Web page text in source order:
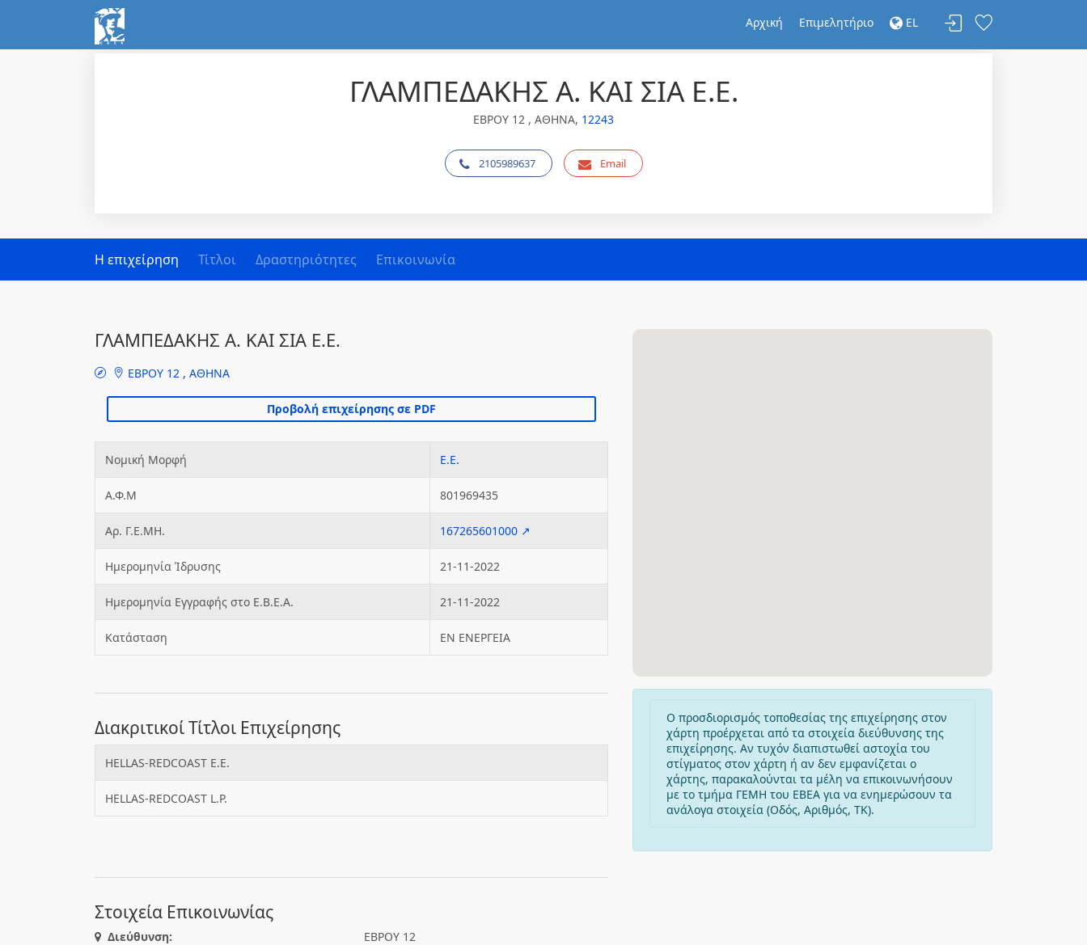
Αρχική Επιμελητήριο EL
ΓΛΑΜΠΕΔΑΚΗΣ Α. ΚΑΙ ΣΙΑ Ε.Ε.
ΕΒΡΟΥ 12 , ΑΘΗΝΑ, 12243
2105989637 Email
Η επιχείρηση Τίτλοι Δραστηριότητες Επικοινωνία
ΓΛΑΜΠΕΔΑΚΗΣ Α. ΚΑΙ ΣΙΑ Ε.Ε.
ΕΒΡΟΥ 12 , ΑΘΗΝΑ
Νομική Μορφή Ε.Ε.
Α.Φ.Μ 801969435
Αρ. Γ.Ε.ΜΗ. 167265601000 ↗
Ημερομηνία Ίδρυσης 21-11-2022
Ημερομηνία Εγγραφής στο Ε.Β.Ε.Α. 21-11-2022
Κατάσταση ΕΝ ΕΝΕΡΓΕΙΑ
Διακριτικοί Τίτλοι Επιχείρησης
HELLAS-REDCOAST Ε.Ε.
HELLAS-REDCOAST L.P.
Στοιχεία Επικοινωνίας
Διεύθυνση:
ΕΒΡΟΥ 12
Ο προσδιορισμός τοποθεσίας της επιχείρησης στον
χάρτη προέρχεται από τα στοιχεία διεύθυνσης της
επιχείρησης. Αν τυχόν διαπιστωθεί αστοχία του
στίγματος στον χάρτη ή αν δεν εμφανίζεται ο
χάρτης, παρακαλούνται τα μέλη να επικοινωνήσουν
με το τμήμα ΓΕΜΗ του ΕΒΕΑ για να ενημερώσουν τα
ανάλογα στοιχεία (Οδός, Αριθμός, ΤΚ).